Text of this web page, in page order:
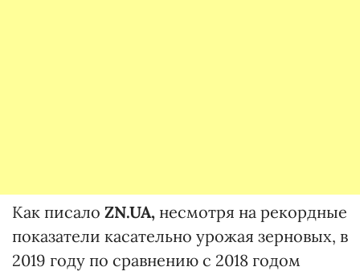
Как писало ZN.UA, несмотря на рекордные
показатели касательно урожая зерновых, в
2019 году по сравнению с 2018 годом